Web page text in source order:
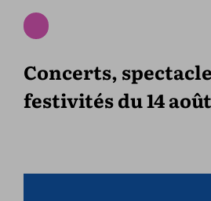
Concerts,
festivités du 14 août